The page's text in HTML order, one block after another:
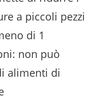
a piccoli pezzi
di 1
non può
alimenti di